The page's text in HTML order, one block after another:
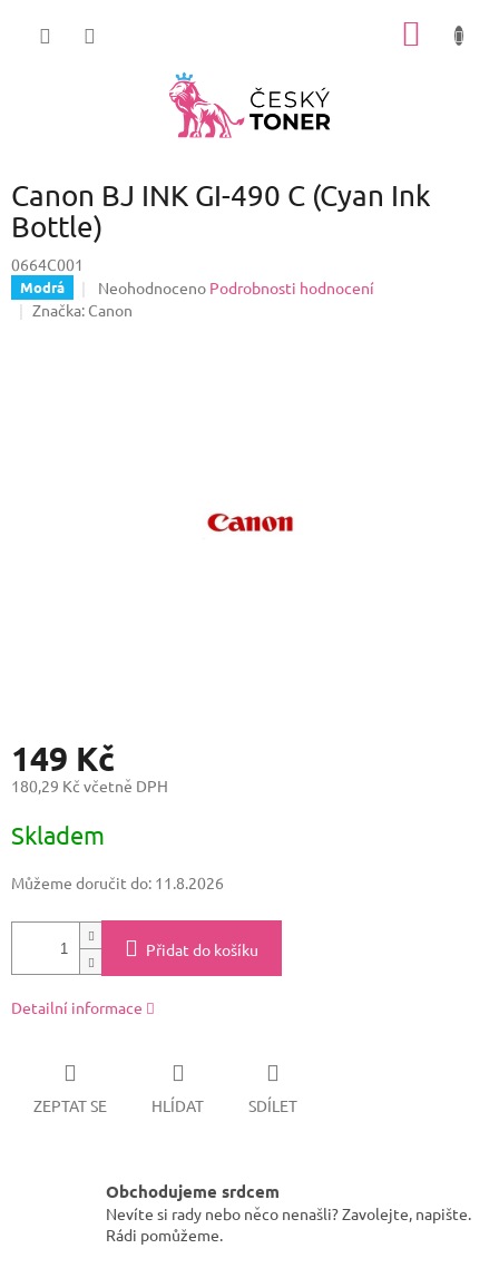
Canon BJ INK GI-490 C (Cyan Ink
Bottle)
0664C001
Modrá
Průměrné
hodnocení
Neohodnoceno Podrobnosti hodnocení
Značka: Canon
149 Kč
180,29 Kč včetně DPH
cena:
Skladem
Můžeme doručit do: 11.8.2026
Přidat do košíku
Detailní informace
ZEPTAT SE HLÍDAT SDÍLET
Obchodujeme srdcem
Nevíte si rady nebo něco nenašli? Zavolejte, napište.
Rádi pomůžeme.